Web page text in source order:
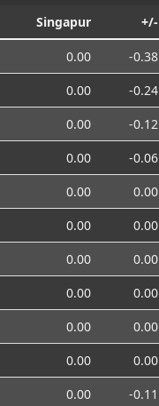
Singapur +/-
0.00
-0.38
0.00
-0.24
0.00
-0.12
0.00
-0.06
0.00
0.00
0.00
0.00
0.00
0.00
0.00
0.00
0.00
0.00
0.00
0.00
0.00 -0.11